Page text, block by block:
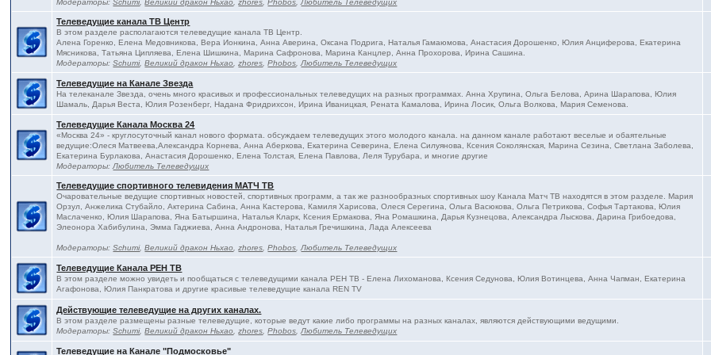
Модераторы:Schumi,Великий дракон Ньхао,zhores,Phobos,Любитель Телеведущих
Телеведущие канала ТВ Центр
В этом разделе располагаются телеведущие канала ТВ Центр.
Алена Горенко, Елена Медовникова, Вера Ионкина, Анна Аверина, Оксана Подрига, Наталья Гамаюмова, Анастасия Дорошенко, Юлия Анциферова, Екатерина
Мясникова, Татьяна Ципляева, Елена Шишкина, Марина Сафронова, Марина Канцлер, Анна Прохорова, Ирина Сашина.
Модераторы:Schumi,Великий дракон Ньхао,zhores,Phobos,Любитель Телеведущих
Телеведущие на Канале Звезда
На телеканале Звезда, очень много красивых и профессиональных телеведущих на разных программах. Анна Хрупина, Ольга Белова, Арина Шарапова, Юлия
Шамаль, Дарья Веста, Юлия Розенберг, Надана Фридрихсон, Ирина Иваницкая, Рената Камалова, Ирина Лосик, Ольга Волкова, Мария Семенова.
Телеведущие Канала Москва 24
«Москва 24» - круглосуточный канал нового формата. обсуждаем телеведущих этого молодого канала. на данном канале работают веселые и обаятельные
ведущие:Олеся Матвеева,Александра Корнева, Анна Аберкова, Екатерина Северина, Елена Силуянова, Ксения Соколянская, Марина Сезина, Светлана Заболева,
Екатерина Бурлакова, Анастасия Дорошенко, Елена Толстая, Елена Павлова, Леля Турубара, и многие другие
Модераторы:Любитель Телеведущих
Телеведущие спортивного телевидения МАТЧ ТВ
Очаровательные ведущие спортивных новостей, спортивных программ, а так же разнообразных спортивных шоу Канала Матч ТВ находятся в этом разделе. Мария
Орзул, Анжелика Стубайло, Актерина Сабина, Анна Кастерова, Камиля Харисова, Олеся Серегина, Ольга Васюкова, Ольга Петрикова, Софья Тартакова, Юлия
Маслаченко, Юлия Шарапова, Яна Батыршина, Наталья Кларк, Ксения Ермакова, Яна Ромашкина, Дарья Кузнецова, Александра Лыскова, Дарина Грибоедова,
Элеонора Хабибулина, Эмма Гаджиева, Анна Андронова, Наталья Гречишкина, Лада Алексеева
Модераторы:Schumi,Великий дракон Ньхао,zhores,Phobos,Любитель Телеведущих
Телеведущие Канала РЕН ТВ
В этом разделе можно увидеть и пообщаться с телеведущими канала РЕН ТВ - Елена Лихоманова, Ксения Седунова, Юлия Вотинцева, Анна Чапман, Екатерина
Агафонова, Юлия Панкратова и другие красивые телеведущие канала REN TV
Действующие телеведущие на других каналах.
В этом разделе размещены разные телеведущие, которые ведут какие либо программы на разных каналах, являются действующими ведущими.
Модераторы:Schumi,Великий дракон Ньхао,zhores,Phobos,Любитель Телеведущих
Телеведущие на Канале "Подмосковье"